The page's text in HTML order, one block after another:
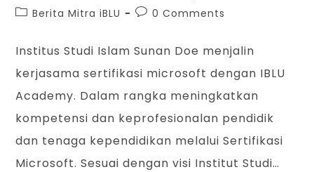
Berita Mitra iBLU
0 Comments
Institus Studi Islam Sunan Doe menjalin
kerjasama sertifikasi microsoft dengan IBLU
Academy. Dalam rangka meningkatkan
kompetensi dan keprofesionalan pendidik
dan tenaga kependidikan melalui Sertifikasi
Microsoft. Sesuai dengan visi Institut Studi…